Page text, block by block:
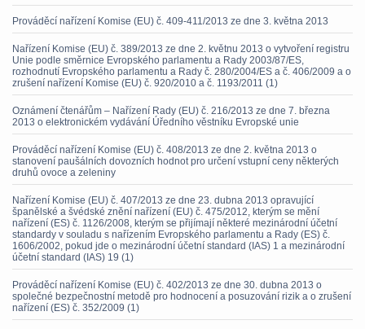
Prováděcí nařízení Komise (EU) č. 409-411/2013 ze dne 3. května 2013
Nařízení Komise (EU) č. 389/2013 ze dne 2. květnu 2013 o vytvoření registru
Unie podle směrnice Evropského parlamentu a Rady 2003/87/ES,
rozhodnutí Evropského parlamentu a Rady č. 280/2004/ES a č. 406/2009 a o
zrušení nařízení Komise (EU) č. 920/2010 a č. 1193/2011 (1)
Oznámení čtenářům – Nařízení Rady (EU) č. 216/2013 ze dne 7. března
2013 o elektronickém vydávání Úředního věstníku Evropské unie
Prováděcí nařízení Komise (EU) č. 408/2013 ze dne 2. května 2013 o
stanovení paušálních dovozních hodnot pro určení vstupní ceny některých
druhů ovoce a zeleniny
Nařízení Komise (EU) č. 407/2013 ze dne 23. dubna 2013 opravující
španělské a švédské znění nařízení (EU) č. 475/2012, kterým se mění
nařízení (ES) č. 1126/2008, kterým se přijímají některé mezinárodní účetní
standardy v souladu s nařízením Evropského parlamentu a Rady (ES) č.
1606/2002, pokud jde o mezinárodní účetní standard (IAS) 1 a mezinárodní
účetní standard (IAS) 19 (1)
Prováděcí nařízení Komise (EU) č. 402/2013 ze dne 30. dubna 2013 o
společné bezpečnostní metodě pro hodnocení a posuzování rizik a o zrušení
nařízení (ES) č. 352/2009 (1)